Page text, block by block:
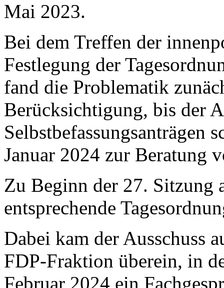
Mai 2023.
Bei dem Treffen der
Festlegung der
fand die Problematik
Berücksichtigung, bis der
Selbstbefassungsanträgen
Januar 2024 zur Beratung
Zu Beginn der 27. Sitzung
entsprechende
Dabei kam der Ausschuss
FDP-Fraktion überein, in
Februar 2024 ein